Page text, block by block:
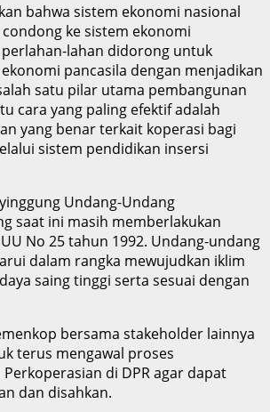
bahwa sistem ekonomi nasional
ke sistem ekonomi
lahan didorong untuk
pancasila dengan menjadikan
satu pilar utama pembangunan
cara yang paling efektif adalah
yang benar terkait koperasi bagi
sistem pendidikan insersi
Undang-Undang
saat ini masih memberlakukan
No 25 tahun 1992. Undang-undang
dalam rangka mewujudkan iklim
saing tinggi serta sesuai dengan
bersama stakeholder lainnya
terus mengawal proses
di DPR agar dapat
dan disahkan.